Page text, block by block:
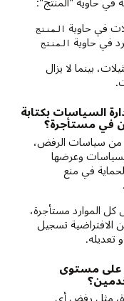
في حاوية المنتج
في حاوية المنتج
بينما لا يزال
السياسات بكتابة
في مستأجرة؟
من سياسات الرفض،
وعرضها
في منع
الموارد مستأجرة،
الافتراضية تسجيل
تعديله.
على مستوى
مثل رفض أي